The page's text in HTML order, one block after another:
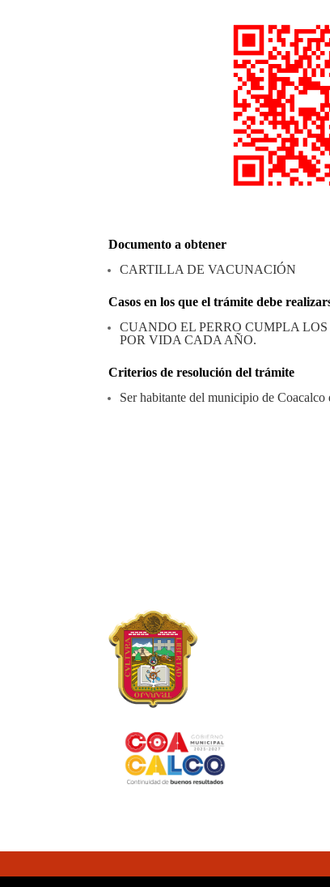
Documento a obtener
CARTILLA DE VACUNACIÓN
Casos en los que el trámite debe
CUANDO EL PERRO CUMPLA
POR VIDA CADA AÑO.
Criterios de resolución del trámite
Ser habitante del municipio de Coacalco